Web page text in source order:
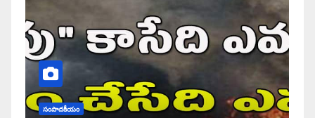
సంపాదకీయం